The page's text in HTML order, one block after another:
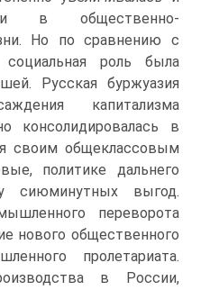
в общественно-
Но по сравнению с
роль была
Русская буржуазия
капитализма
консолидировалась в
своим общеклассовым
политике даль­него
сиюминутных выгод.
переворота
нового об­щественного
пролетариата.
в России,